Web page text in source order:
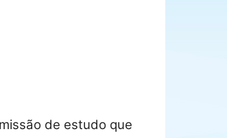
de estudo que